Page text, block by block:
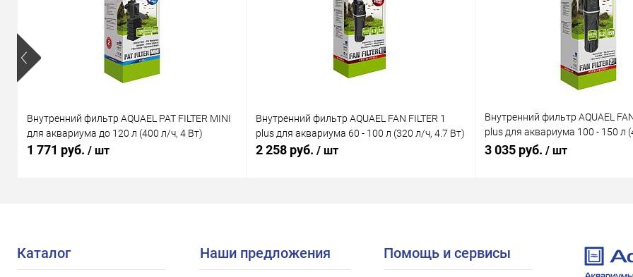
Внутренний фильтр AQUAEL PAT FILTER MINI
для аквариума до 120 л (400 л/ч, 4 Вт)
1 771 руб. / шт
Внутренний фильтр AQUAEL FAN FILTER 1
plus для аквариума 60 - 100 л (320 л/ч, 4.7 Вт)
2 258 руб. / шт
Внутренний фильтр AQUAEL
plus для аквариума 100 - 150 л
Вт)
3 035 руб. / шт
Каталог Наши предложения Помощь и сервисы